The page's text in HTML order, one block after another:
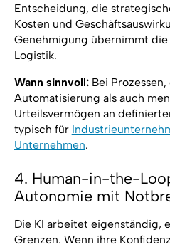
Entscheidung, die
Kosten und
Genehmigung übernimmt
Logistik.
Wann sinnvoll:Bei Prozessen,
Automatisierung als auch
Urteilsvermögen an
typisch für
Unternehmen.
4. Human-in-the-
Autonomie mit
Die KI arbeitet eigenständig,
Grenzen. Wenn ihre